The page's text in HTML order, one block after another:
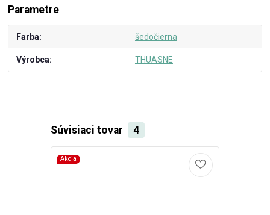
Parametre
Farba šedočierna
Výrobca THUASNE
Súvisiaci tovar 4
Akcia